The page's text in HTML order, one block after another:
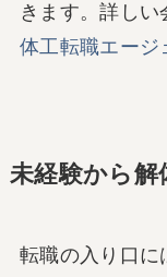
きます。詳し
体工転職エージ
未経験から解
転職の入り口に